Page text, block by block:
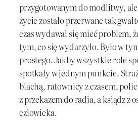
przygotowanym do modlitwy,
życie zostało przerwane tak
czas wydawał się mieć problem,
tym, co się wydarzyło. Było w
prostego. Jakby wszystkie role
spotkały w jednym punkcie.
blachą, ratownicy z czasem,
z przekazem do radia, a ksiądz z
człowieka.